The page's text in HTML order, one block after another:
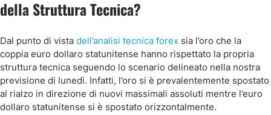
della Struttura Tecnica?
Dal punto di vista dell’analisi tecnica forex sia l’oro che la
coppia euro dollaro statunitense hanno rispettato la propria
struttura tecnica seguendo lo scenario delineato nella nostra
previsione di lunedì. Infatti, l’oro si è prevalentemente spostato
al rialzo in direzione di nuovi massimali assoluti mentre l’euro
dollaro statunitense si è spostato orizzontalmente.